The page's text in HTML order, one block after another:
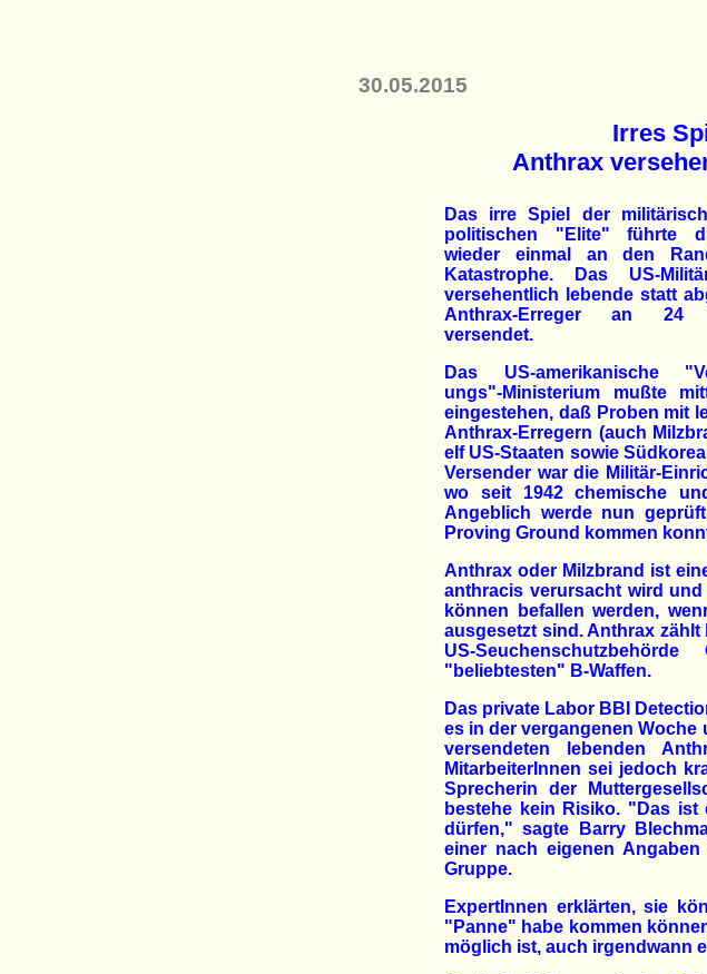
30.05.2015
Irres
Anthrax
Das irre Spiel der
politischen "Elite" führte
wieder einmal an den
Katastrophe. Das US-
versehentlich lebende statt
Anthrax-Erreger an 24
versendet.
Das US-amerikanische
ungs"-Ministerium mußte
eingestehen, daß Proben mit
Anthrax-Erregern (auch
elf US-Staaten sowie
Versender war die Militär-
wo seit 1942 chemische
Angeblich werde nun
Proving Ground kommen
Anthrax oder Milzbrand ist
anthracis verursacht wird
können befallen werden,
ausgesetzt sind. Anthrax
US-
"beliebtesten" B-Waffen.
Das private Labor BBI
es in der vergangenen Woche
versendeten lebenden
MitarbeiterInnen sei jedoch
Sprecherin der
bestehe kein Risiko. "Das ist
dürfen," sagte Barry
einer nach eigenen
Gruppe.
ExpertInnen erklärten, sie
"Panne" habe kommen
möglich ist, auch irgendwann